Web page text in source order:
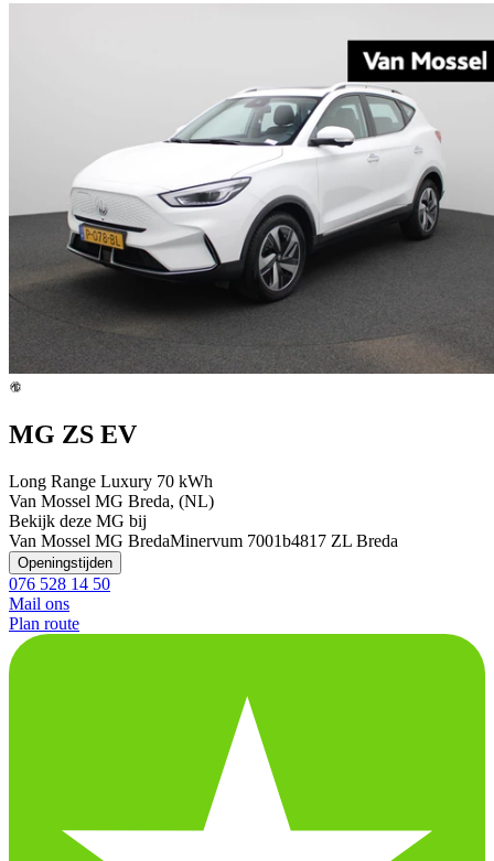
MG ZS EV
Long Range Luxury 70 kWh
Van Mossel MG Breda, (NL)
Bekijk deze MG bij
Van Mossel MG BredaMinervum 7001b4817 ZL Breda
Openingstijden
076 528 14 50
Mail ons
Plan route